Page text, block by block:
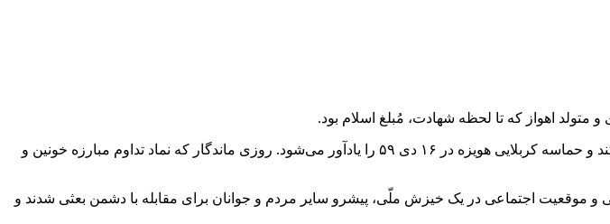
اهواز که تا لحظه شهادت، مُبلغ اسلام بود.
تقویم زمستان در شانزدهمین روز خود، رو سفیدتر از همیشه نام «شهدای دانشجو» را برایمان زنده می‌کند و حماسه کربلایی هویزه در ۱۶ دی ۵۹ را یادآور می‌شود. روزی ماندگار که نماد تداوم مبارزه خونین و
و موقعیت اجتماعی در یک خیزش ملّی، پیشرو سایر مردم و جوانان برای مقابله با دشمن بعثی شدند و